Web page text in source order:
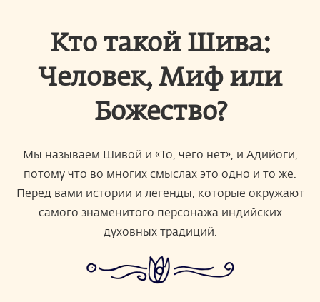
Кто такой Шива:
Человек, Миф или
Божество?
Мы называем Шивой и «То, чего нет», и Адийоги,
потому что во многих смыслах это одно и то же.
Перед вами истории и легенды, которые окружают
самого знаменитого персонажа индийских
духовных традиций.